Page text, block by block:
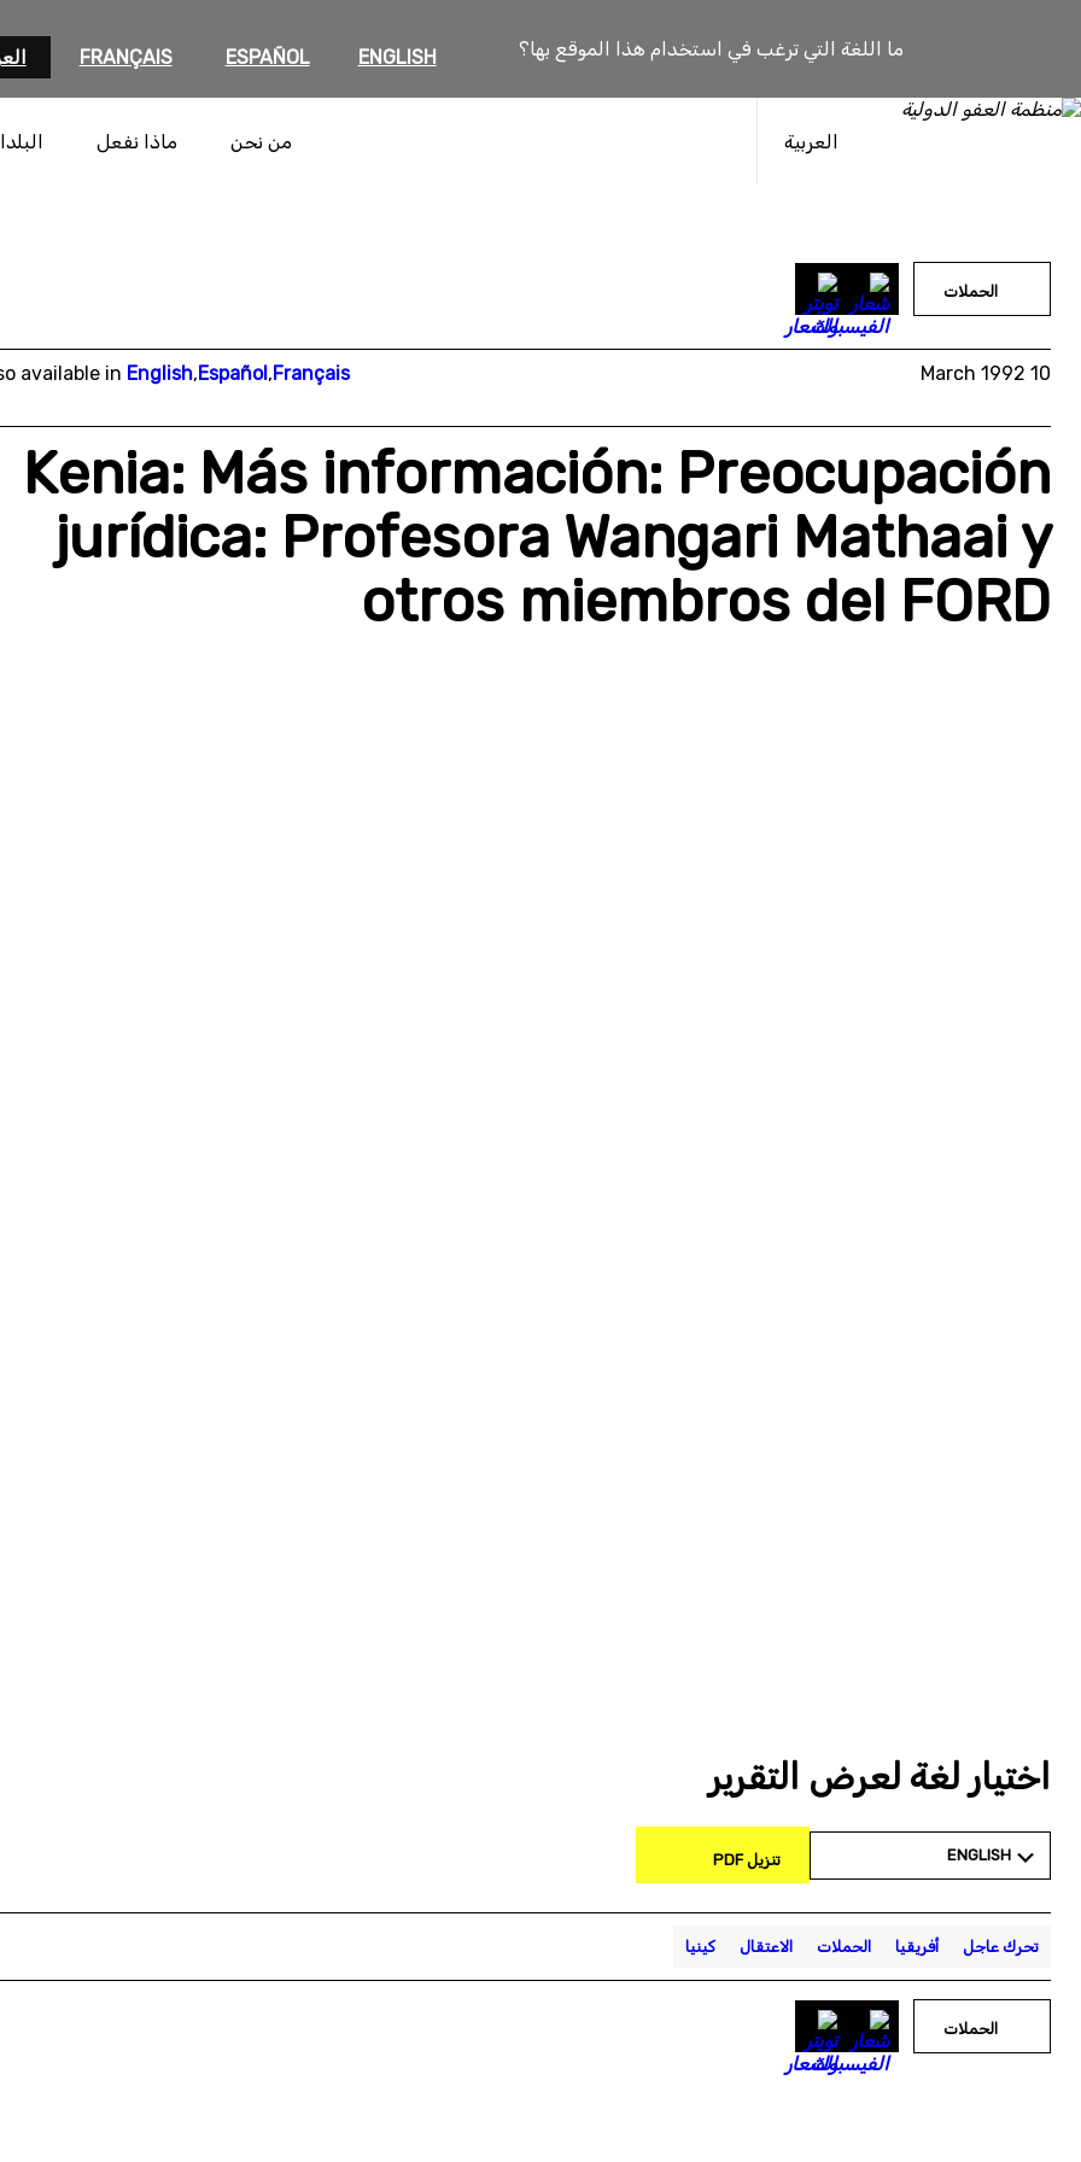
ما اللغة التي ترغب في استخدام هذا الموقع بها؟ ENGLISH
ESPAÑOL
FRANÇAIS
العربية من نحن ماذا نفعل
الحملات
10 March 1992
available in English,Español,Français
Kenia: Más información: Preocupación
jurídica: Profesora Wangari Mathaai y
otros miembros del FORD
اختيار لغة لعرض التقرير
ENGLISH تنزيل PDF
تحرك عاجل أفريقيا الحملات الاعتقال كينيا
الحملات